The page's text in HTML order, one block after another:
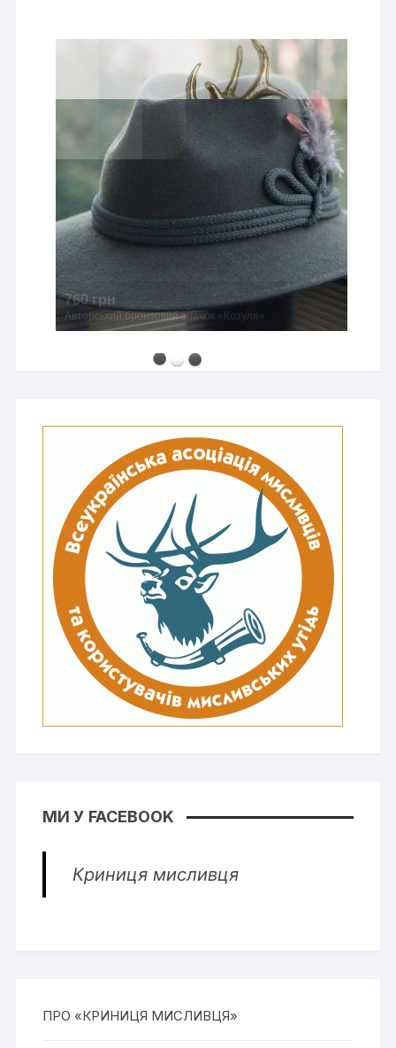
760 грн
Авторський бронзовий значок «Козуля»
МИ У FACEBOOK
Криниця мисливця
ПРО «КРИНИЦЯ МИСЛИВЦЯ»